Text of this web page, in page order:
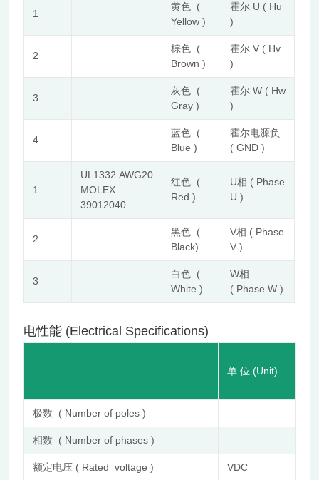
1
黄色 (
Yellow )
霍尔 U ( Hu
)
2
棕色 (
Brown )
霍尔 V ( Hv
)
3
灰色 (
Gray )
霍尔 W ( Hw
)
4
蓝色 (
Blue )
霍尔电源负
( GND )
1
UL1332 AWG20
MOLEX
39012040
红色 (
Red )
U相 ( Phase
U )
2
黑色 (
Black)
V相 ( Phase
V )
3
白色 (
White )
W相
( Phase W )
电性能 (Electrical Specifications)
单 位 (Unit)
极数 ( Number of poles )
相数 ( Number of phases )
额定电压 ( Rated voltage ) VDC